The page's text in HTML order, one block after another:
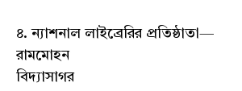
৪. ন্যাশনাল লাইব্রেরির প্রতিষ্ঠাতা—
রামমোহন
বিদ্যাসাগর